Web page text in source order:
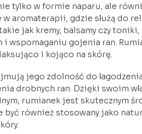
tylko w formie naparu, ale
aromaterapii, gdzie służą do
jak kremy, balsamy czy
i wspomaganiu gojenia ran.
i kojąco na skórę.
jego zdolność do
drobnych ran. Dzięki swoim
rumianek jest skutecznym
również stosowany jako